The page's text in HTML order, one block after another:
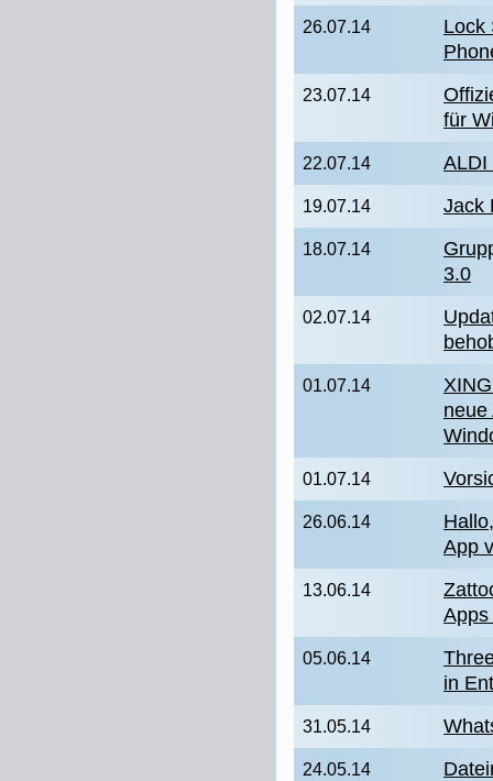
26.07.14
Lock
23.07.14
für
22.07.14 ALDI
19.07.14 Jack
18.07.14
3.0
02.07.14
01.07.14
neue
01.07.14
26.06.14
App
13.06.14
05.06.14
in
31.05.14
24.05.14